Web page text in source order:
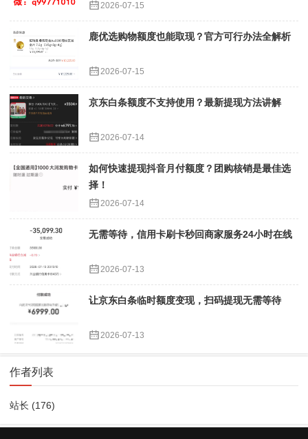
2026-07-15
鹿优选购物额度也能取现？官方可行办法全解析
2026-07-15
京东白条额度不支持使用？最新提现方法讲解
2026-07-14
如何快速提现抖音月付额度？团购核销是最佳选
择！
2026-07-14
无需等待，信用卡刷卡秒回商家服务24小时在线
2026-07-13
让京东白条临时额度变现，扫码提现无需等待
2026-07-13
作者列表
站长 (176)